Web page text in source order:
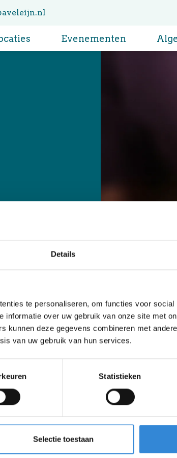
Details
te personaliseren, om functies voor social
informatie over uw gebruik van onze site met
kunnen deze gegevens combineren met
van uw gebruik van hun services.
Statistieken
Selectie toestaan
Evenementen
gevraagd voor het gesprek over
Wanneer je worstelt met levensvragen
ruimte bieden om (opnieuw) houvast
verzorging beschikbaar moeten
een artikel te vinden over een waardig